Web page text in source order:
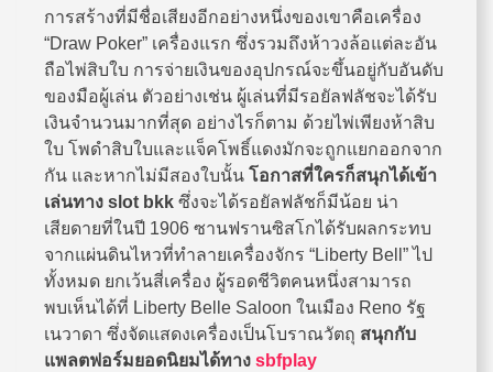
การสร้างที่มีชื่อเสียงอีกอย่างหนึ่งของเขาคือเครื่อง
“Draw Poker” เครื่องแรก ซึ่งรวมถึงห้าวงล้อแต่ละอัน
ถือไพ่สิบใบ การจ่ายเงินของอุปกรณ์จะขึ้นอยู่กับอันดับ
ของมือผู้เล่น ตัวอย่างเช่น ผู้เล่นที่มีรอยัลฟลัชจะได้รับ
เงินจำนวนมากที่สุด อย่างไรก็ตาม ด้วยไพ่เพียงห้าสิบ
ใบ โพดำสิบใบและแจ็คโพธิ์แดงมักจะถูกแยกออกจาก
กัน และหากไม่มีสองใบนั้น โอกาสที่ใครก็สนุกได้เข้า
เล่นทาง slot bkk ซึ่งจะได้รอยัลฟลัชก็มีน้อย น่า
เสียดายที่ในปี 1906 ซานฟรานซิสโกได้รับผลกระทบ
จากแผ่นดินไหวที่ทำลายเครื่องจักร “Liberty Bell” ไป
ทั้งหมด ยกเว้นสี่เครื่อง ผู้รอดชีวิตคนหนึ่งสามารถ
พบเห็นได้ที่ Liberty Belle Saloon ในเมือง Reno รัฐ
เนวาดา ซึ่งจัดแสดงเครื่องเป็นโบราณวัตถุ สนุกกับ
แพลตฟอร์มยอดนิยมได้ทาง sbfplay